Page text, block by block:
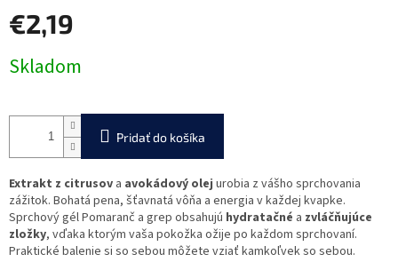
€2,19
cena:
Skladom
Pridať do košíka
Extrakt z citrusov a avokádový olej urobia z vášho sprchovania
zážitok. Bohatá pena, šťavnatá vôňa a energia v každej kvapke.
Sprchový gél Pomaranč a grep obsahujú hydratačné a zvláčňujúce
zložky, vďaka ktorým vaša pokožka ožije po každom sprchovaní.
Praktické balenie si so sebou môžete vziať kamkoľvek so sebou.